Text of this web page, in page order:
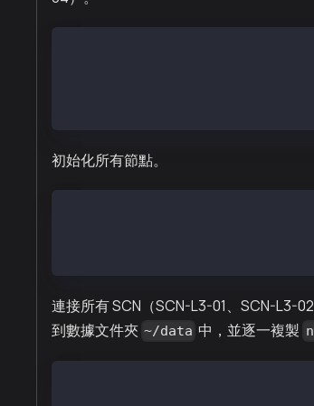
初始化所有節點。
連接所有 SCN（SCN-L3-01、SCN-L3-
到數據文件夾 ~/data 中，並逐一複製